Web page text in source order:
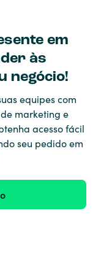
em
às
negócio!
equipes com
marketing e
acesso fácil
seu pedido em